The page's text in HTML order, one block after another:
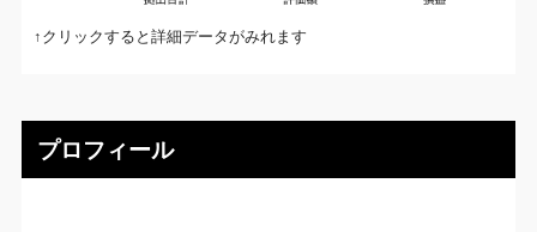
↑クリックすると詳細データがみれます
プロフィール